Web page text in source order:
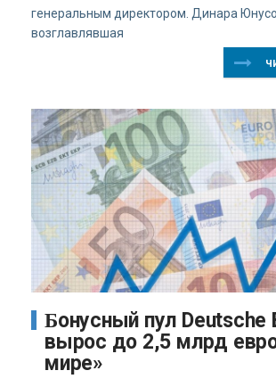
генеральным директором. Динара
возглавлявшая
Бонусный пул Deutsche Bank
вырос до 2,5 млрд
мире»